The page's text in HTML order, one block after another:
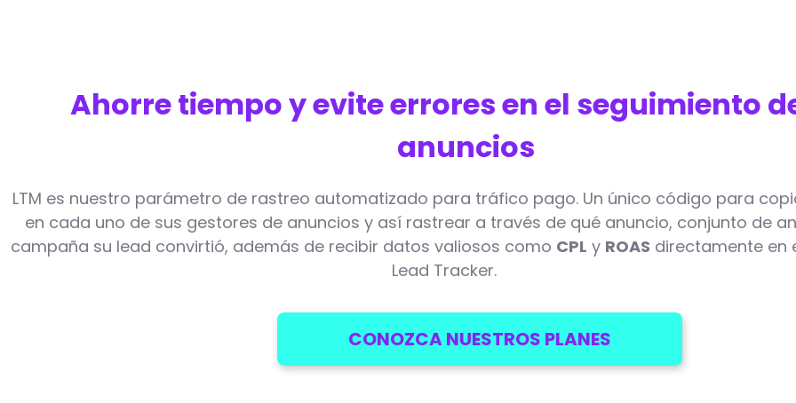
Ahorre tiempo y evite errores en el seguimiento
anuncios
LTM es nuestro parámetro de rastreo automatizado para tráfico pago. Un único código para
en cada uno de sus gestores de anuncios y así rastrear a través de qué anuncio, conjunto de
campaña su lead convirtió, además de recibir datos valiosos como CPL y ROAS directamente en
Lead Tracker.
CONOZCA NUESTROS PLANES